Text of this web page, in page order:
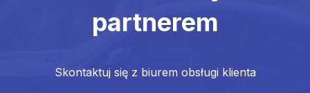
partnerem
Skontaktuj się z biurem obsługi klienta